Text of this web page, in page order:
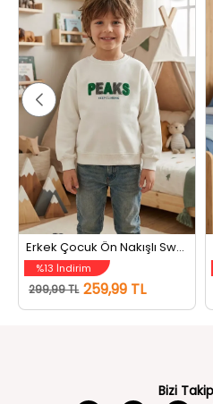
Erkek Çocuk Ön Nakışlı Sweatshirt Krem
%13 İndirim
299,99 TL 259,99 TL
Bizi